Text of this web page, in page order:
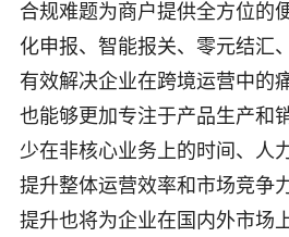
合规难题为商户提供全方位的
化申报、智能报关、零元结汇
有效解决企业在跨境运营中的
也能够更加专注于产品生产和
少在非核心业务上的时间、人
提升整体运营效率和市场竞争
提升也将为企业在国内外市场